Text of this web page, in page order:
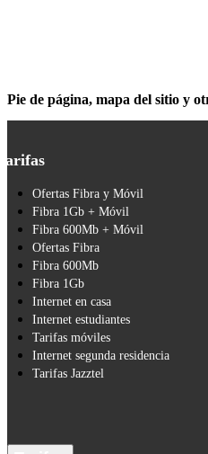
Pie de página, mapa del sitio y
Ofertas Fibra y Móvil
Fibra 1Gb + Móvil
Fibra 600Mb + Móvil
Ofertas Fibra
Fibra 600Mb
Fibra 1Gb
Internet en casa
Internet estudiantes
Tarifas móviles
Internet segunda residencia
Tarifas Jazztel